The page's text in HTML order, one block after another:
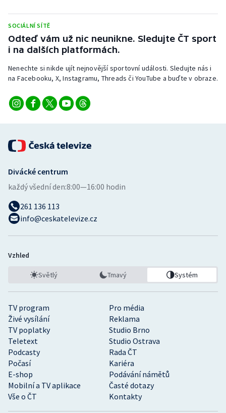
SOCIÁLNÍ SÍTĚ
Odteď vám už nic neunikne. Sledujte ČT sport
i na dalších platformách.
Nenechte si nikde ujít nejnovější sportovní události. Sledujte nás i
na Facebooku, X, Instagramu, Threads či YouTube a buďte v obraze.
TV program
Pro média
Živé vysílání
Reklama
TV poplatky
Studio Brno
Teletext
Studio Ostrava
Podcasty
Rada ČT
Počasí
Kariéra
E-shop
Podávání námětů
Mobilní a TV aplikace
Časté dotazy
Vše o ČT
Kontakty
Divácké centrum
každý všední den:8:00—16:00 hodin
261 136 113
info@ceskatelevize.cz
Vzhled
Světlý Tmavý Systém